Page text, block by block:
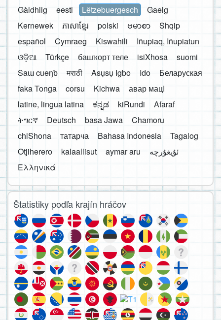
Gàidhlig
eesti Lëtzebuergesch
Gaelg
Kernewek
ភាសាខ្មែរ polski ဗမာစာ
Shqip
español
Cymraeg Kiswahili
Iñupiaq, Iñupiatun
ଓଡ଼ିଆ
Türkçe башҡорт теле isiXhosa
suomi
Saɯ cueŋƅ
मराठी Asụsụ Igbo Ido
Беларуская
faka Tonga
corsu Kichwa
авар мацӀ
latine, lingua latina
ಕನ್ನಡ kiRundi
Afaraf
ትግርኛ
Deutsch basa Jawa
Chamoru
chiShona
татарча Bahasa Indonesia
Tagalog
Otjiherero
kalaallisut aymar aru
Ελληνικά
Štatistiky podľa krajín hráčov